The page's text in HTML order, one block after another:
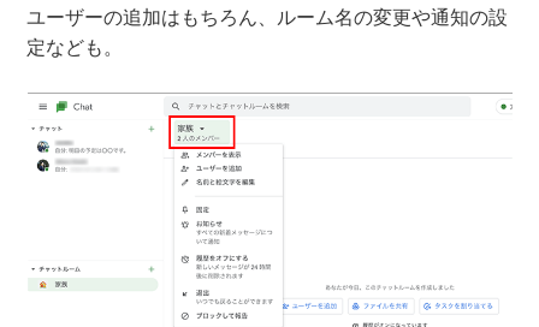
ユーザーの追加はもちろん、ルーム名の変更や通知の設
定なども。